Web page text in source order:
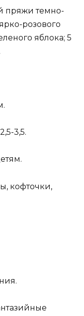
пряжи темно-
розового
яблока; 5
3,5.
кофточки,